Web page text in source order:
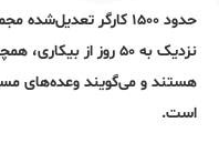
حدود ۱۵۰۰ کارگر
نزدیک به ۵۰ روز از
هستند و می‌گویند وعده‌های
است.